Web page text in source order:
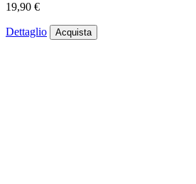
19,90 €
Dettaglio Acquista